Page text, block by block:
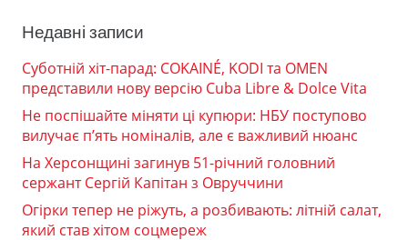
Недавні записи
Суботній хіт-парад: COKAINÉ, KODI та OMEN
представили нову версію Cuba Libre & Dolce Vita
Не поспішайте міняти ці купюри: НБУ поступово
вилучає п’ять номіналів, але є важливий нюанс
На Херсонщині загинув 51-річний головний
сержант Сергій Капітан з Овруччини
Огірки тепер не ріжуть, а розбивають: літній салат,
який став хітом соцмереж